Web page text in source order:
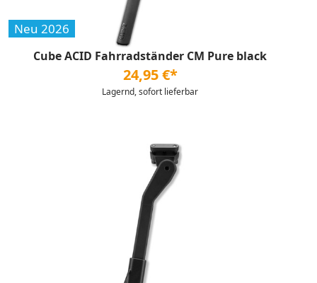
Neu 2026
Cube ACID Fahrradständer CM Pure black
24,95 €*
Lagernd, sofort lieferbar